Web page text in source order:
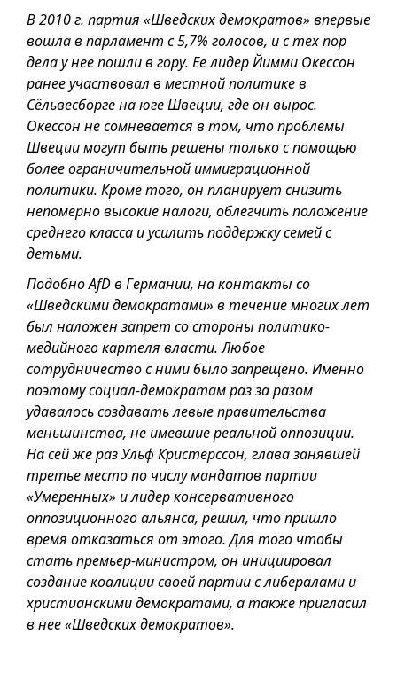
В 2010 г. партия «Шведских демократов» впервые
вошла в парламент с 5,7% голосов, и с тех пор
дела у нее пошли в гору. Ее лидер Йимми Окессон
ранее участвовал в местной политике в
Сёльвесборге на юге Швеции, где он вырос.
Окессон не сомневается в том, что проблемы
Швеции могут быть решены только с помощью
более ограничительной иммиграционной
политики. Кроме того, он планирует снизить
непомерно высокие налоги, облегчить положение
среднего класса и усилить поддержку семей с
детьми.
Подобно AfD в Германии, на контакты со
«Шведскими демократами» в течение многих лет
был наложен запрет со стороны политико-
медийного картеля власти. Любое
сотрудничество с ними было запрещено. Именно
поэтому социал-демократам раз за разом
удавалось создавать левые правительства
меньшинства, не имевшие реальной оппозиции.
На сей же раз Ульф Кристерссон, глава занявшей
третье место по числу мандатов партии
«Умеренных» и лидер консервативного
оппозиционного альянса, решил, что пришло
время отказаться от этого. Для того чтобы
стать премьер-министром, он инициировал
создание коалиции своей партии с либералами и
христианскими демократами, а также пригласил
в нее «Шведских демократов».